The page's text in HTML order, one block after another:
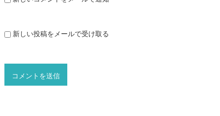
新しい投稿をメールで受け取る